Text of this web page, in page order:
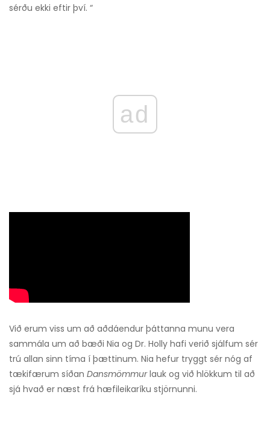
sérðu ekki eftir því. “
ad
Við erum viss um að aðdáendur þáttanna munu vera
sammála um að bæði Nia og Dr. Holly hafi verið sjálfum sér
trú allan sinn tíma í þættinum. Nia hefur tryggt sér nóg af
tækifærum síðan Dansmömmurlauk og við hlökkum til að
sjá hvað er næst frá hæfileikaríku stjörnunni.